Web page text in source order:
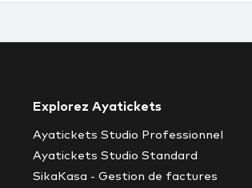
Explorez Ayatickets
Ayatickets Studio Professionnel
Ayatickets Studio Standard
SikaKasa - Gestion de factures